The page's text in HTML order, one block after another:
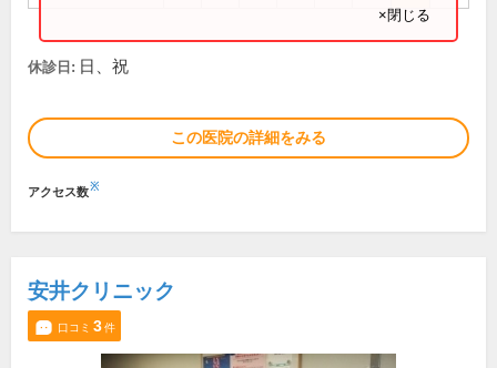
×閉じる
休診日: 日、祝
この医院の詳細をみる
アクセス数※
安井クリニック
口コミ 3件